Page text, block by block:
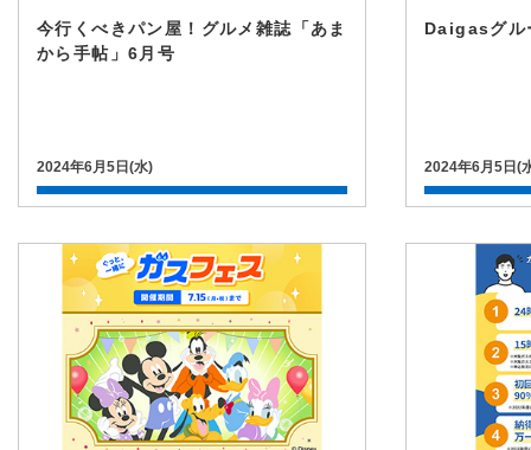
今行くべきパン屋！グルメ雑誌「あま
から手帖」6月号
2024年6月5日(水)
Daigasグル
2024年6月5日(